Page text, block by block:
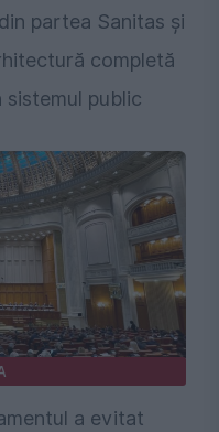
partea Sanitas și
completă
sistemul public
a evitat